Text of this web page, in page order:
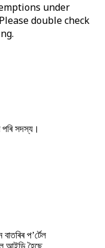
under
double check
পৰি সদস্য।
প’ৰ্টেল
আইডি হৈছে